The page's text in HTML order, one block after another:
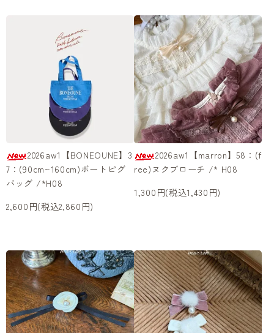
2026aw1【BONEOUNE】3
7：(90cm~160cm)ボートピグ
バッグ /*H08
2,600円(税込2,860円)
2026aw1【marron】58：(f
ree)ヌクブローチ /* H08
1,300円(税込1,430円)